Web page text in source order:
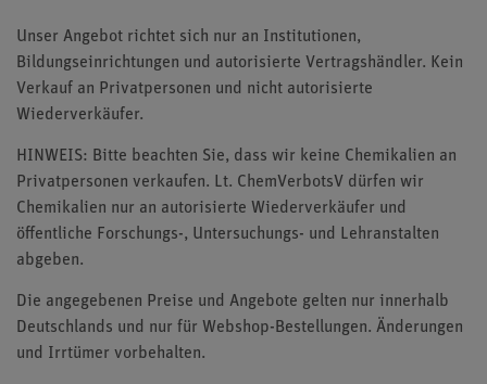
Unser Angebot richtet sich nur an Institutionen,
Bildungseinrichtungen und autorisierte Vertragshändler. Kein
Verkauf an Privatpersonen und nicht autorisierte
Wiederverkäufer.
HINWEIS: Bitte beachten Sie, dass wir keine Chemikalien an
Privatpersonen verkaufen. Lt. ChemVerbotsV dürfen wir
Chemikalien nur an autorisierte Wiederverkäufer und
öffentliche Forschungs-, Untersuchungs- und Lehranstalten
abgeben.
Die angegebenen Preise und Angebote gelten nur innerhalb
Deutschlands und nur für Webshop-Bestellungen. Änderungen
und Irrtümer vorbehalten.